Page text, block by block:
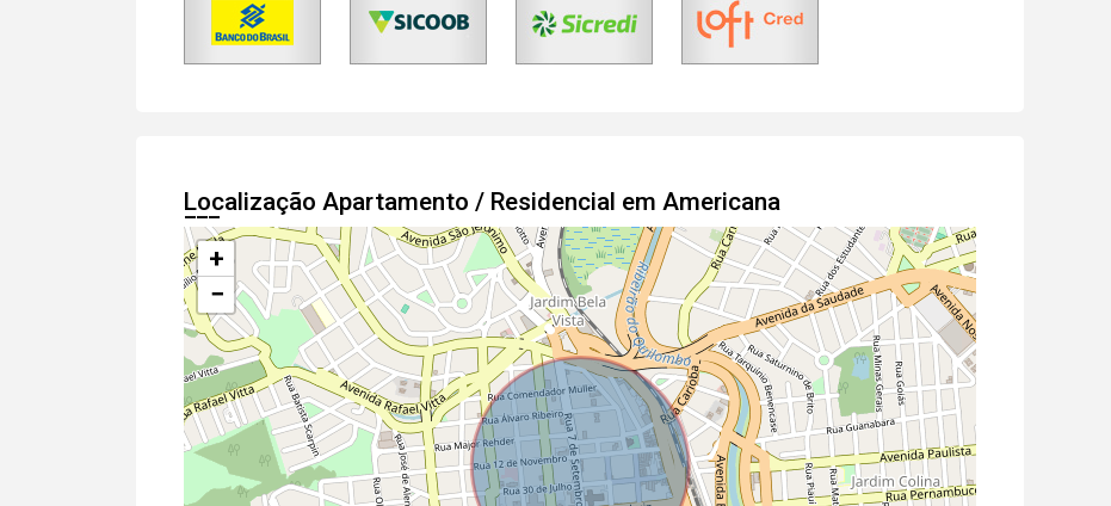
Localização Apartamento / Residencial em Americana
+
−